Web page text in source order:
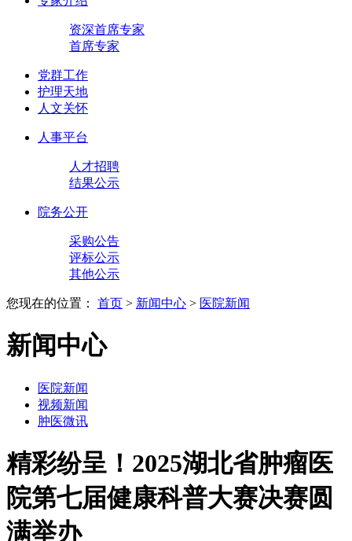
资深首席专家
首席专家
党群工作
护理天地
人文关怀
人事平台
人才招聘
结果公示
院务公开
采购公告
评标公示
其他公示
您现在的位置： 首页 > 新闻中心 > 医院新闻
新闻中心
医院新闻
视频新闻
肿医微讯
精彩纷呈！2025湖北省肿瘤医
院第七届健康科普大赛决赛圆
满举办